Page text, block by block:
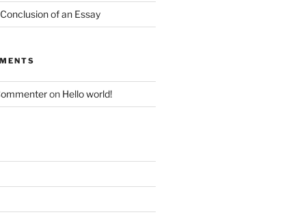
of an Essay
on Hello world!